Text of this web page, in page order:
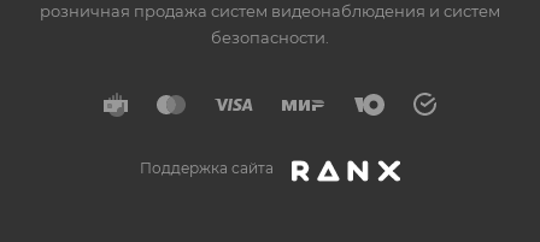
розничная продажа систем видеонаблюдения и систем
безопасности.
Поддержка сайта